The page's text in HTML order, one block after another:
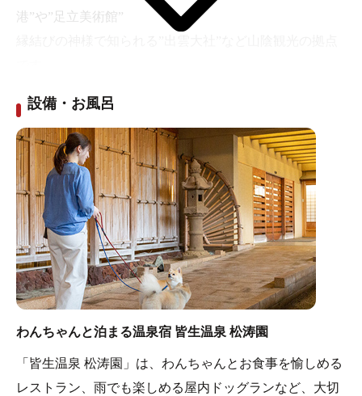
港”や”足立美術館”
を掘って温泉が溜まったところに底のない樽や板囲いを
した露天風呂として
利用されたのが皆生温泉の始まりといわれています。松
涛園の屋上露天風呂「大空海」は、
海からの潮騒と海の香りに包まれた開放感溢れる屋上露
天風呂です。心が和む安らぎのひとときをお楽しみくだ
さい。
設備・お風呂
わんちゃんと泊まる温泉宿 皆生温泉 松涛園
「皆生温泉 松涛園」は、わんちゃんとお食事を愉しめる
レストラン、雨でも楽しめる屋内ドッグランなど、大切